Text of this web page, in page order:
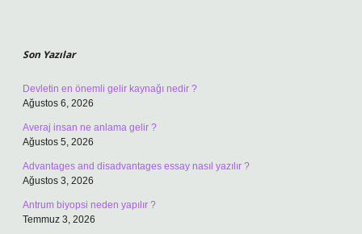
Son Yazılar
Devletin en önemli gelir kaynağı nedir ?
Ağustos 6, 2026
Averaj insan ne anlama gelir ?
Ağustos 5, 2026
Advantages and disadvantages essay nasıl yazılır ?
Ağustos 3, 2026
Antrum biyopsi neden yapılır ?
Temmuz 3, 2026